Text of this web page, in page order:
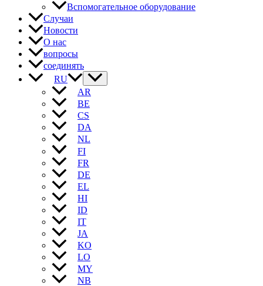
Вспомогательное оборудование
Случаи
Новости
О нас
вопросы
соединять
RU
AR
BE
CS
DA
NL
FI
FR
DE
EL
HI
ID
IT
JA
KO
LO
MY
NB